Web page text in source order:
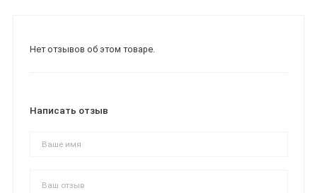
Нет отзывов об этом товаре.
Написать отзыв